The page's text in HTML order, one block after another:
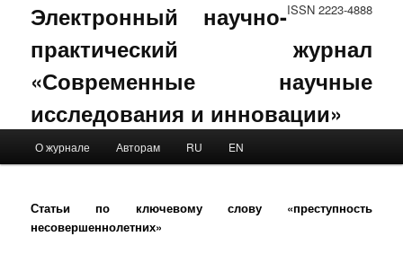
ISSN 2223-4888
Электронный научно-
практический журнал
«Современные научные
исследования и инновации»
Skip to primary content
Skip to secondary content
О журнале Авторам RU EN
Статьи по ключевому слову «преступность
несовершеннолетних»